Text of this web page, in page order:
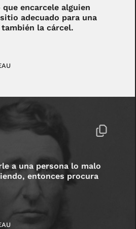
encarcele alguien
adecuado para una
la cárcel.
a una persona lo malo
entonces procura